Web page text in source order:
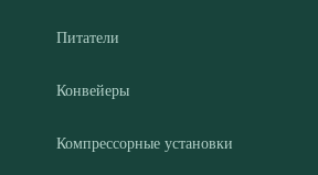
Питатели
Конвейеры
Компрессорные установки